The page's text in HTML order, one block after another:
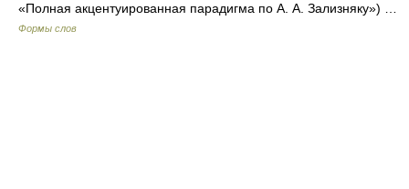
«Полная акцентуированная парадигма по А. А. Зализняку») …
Формы слов